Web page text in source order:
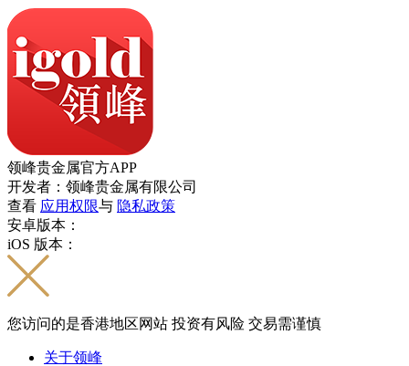
领峰贵金属官方APP
开发者：领峰贵金属有限公司
查看 应用权限与 隐私政策
安卓版本：
iOS 版本：
您访问的是香港地区网站 投资有风险 交易需谨慎
关于领峰